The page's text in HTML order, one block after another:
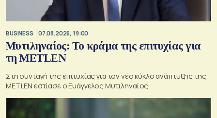
BUSINESS 07.08.2026, 19:00
Μυτιληναίος: Το κράμα της επιτυχίας για
τη METLEN
Στη συνταγή της επιτυχίας για τον νέο κύκλο ανάπτυξης της
METLEN εστίασε ο Ευάγγελος Μυτιληναίος